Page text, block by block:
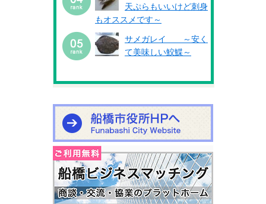
天ぷらもいいけど刺身
もオススメです～
サメガレイ ～安く
て美味しい鮫鰈～